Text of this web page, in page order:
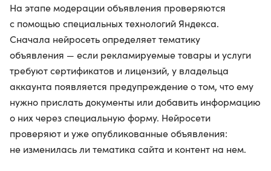
На этапе модерации объявления проверяются
с помощью специальных технологий Яндекса.
Сначала нейросеть определяет тематику
объявления — если рекламируемые товары и услуги
требуют сертификатов и лицензий, у владельца
аккаунта появляется предупреждение о том, что ему
нужно прислать документы или добавить информацию
о них через специальную форму. Нейросети
проверяют и уже опубликованные объявления:
не изменилась ли тематика сайта и контент на нем.